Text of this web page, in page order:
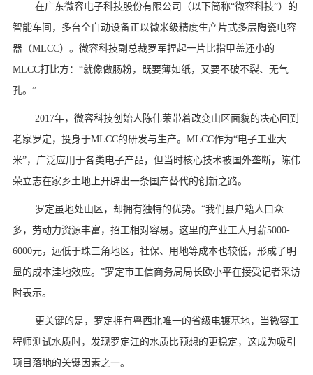
在广东微容电子科技股份有限公司（以下简称“微容科技”）的
智能车间，多台全自动设备正以微米级精度生产片式多层陶瓷电容
器（MLCC）。微容科技副总裁罗军捏起一片比指甲盖还小的
MLCC打比方：“就像做肠粉，既要薄如纸，又要不破不裂、无气
孔。”
2017年，微容科技创始人陈伟荣带着改变山区面貌的决心回到
老家罗定，投身于MLCC的研发与生产。MLCC作为“电子工业大
米”，广泛应用于各类电子产品，但当时核心技术被国外垄断，陈伟
荣立志在家乡土地上开辟出一条国产替代的创新之路。
罗定虽地处山区，却拥有独特的优势。“我们县户籍人口众
多，劳动力资源丰富，招工相对容易。这里的产业工人月薪5000-
6000元，远低于珠三角地区，社保、用地等成本也较低，形成了明
显的成本洼地效应。”罗定市工信商务局局长欧小平在接受记者采访
时表示。
更关键的是，罗定拥有粤西北唯一的省级电镀基地，当微容工
程师测试水质时，发现罗定江的水质比预想的更稳定，这成为吸引
项目落地的关键因素之一。